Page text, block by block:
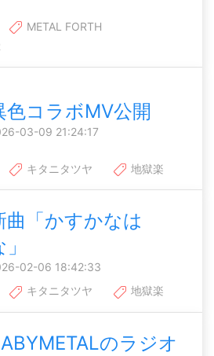
METAL FORTH
色コラボMV公開
03-09 21:24:17
キタニタツヤ 地獄楽
曲「かすかなは
02-06 18:42:33
キタニタツヤ 地獄楽
のラジオ